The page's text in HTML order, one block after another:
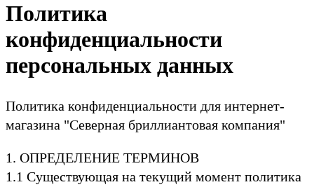
Политика
конфиденциальности
персональных данных
Политика конфиденциальности для интернет-
магазина "Северная бриллиантовая компания"
1. ОПРЕДЕЛЕНИЕ ТЕРМИНОВ
1.1 Существующая на текущий момент политика